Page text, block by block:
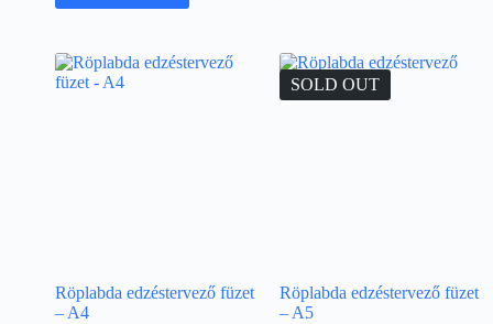
Röplabda edzéstervező füzet
– A4
SOLD OUT
Röplabda edzéstervező füzet
– A5